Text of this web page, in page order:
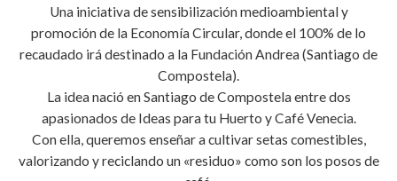
Una iniciativa de sensibilización medioambiental y
promoción de la Economía Circular, donde el 100% de lo
recaudado irá destinado a la Fundación Andrea (Santiago de
Compostela).
La idea nació en Santiago de Compostela entre dos
apasionados de Ideas para tu Huerto y Café Venecia.
Con ella, queremos enseñar a cultivar setas comestibles,
valorizando y reciclando un «residuo» como son los posos de